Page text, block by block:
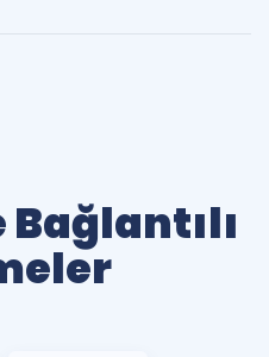
Bağlantılı